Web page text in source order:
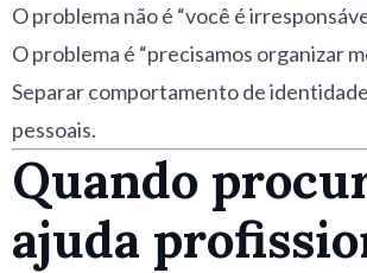
O problema não é “você é
O problema é “precisamos organizar
Separar comportamento de
pessoais.
Quando
ajuda